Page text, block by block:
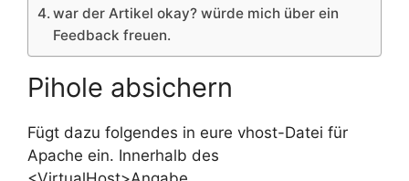
war der Artikel okay? würde mich über ein
Feedback freuen.
Pihole absichern
Fügt dazu folgendes in eure vhost-Datei für
Apache ein. Innerhalb des